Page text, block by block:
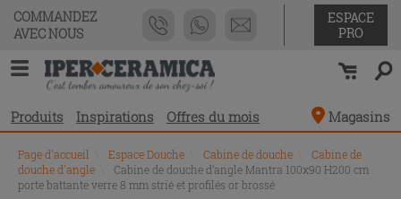
COMMANDEZ
AVEC NOUS
ESPACE
PRO
Produits Inspirations Offres du mois Magasins
Page d'accueil Espace Douche Cabine de douche
Cabine de
douche d'angle
Cabine de douche d’angle Mantra 100x90 H200 cm
porte battante verre 8 mm strié et profilés or brossé